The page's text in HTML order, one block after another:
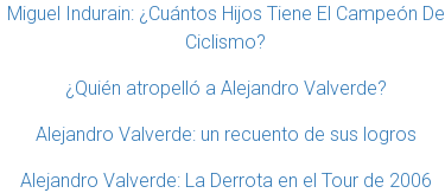
Miguel Indurain: ¿Cuántos Hijos Tiene El Campeón De
Ciclismo?
¿Quién atropelló a Alejandro Valverde?
Alejandro Valverde: un recuento de sus logros
Alejandro Valverde: La Derrota en el Tour de 2006